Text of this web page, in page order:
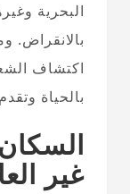
البحرية
بالانقراض.
اكتشاف
بالحياة
غير